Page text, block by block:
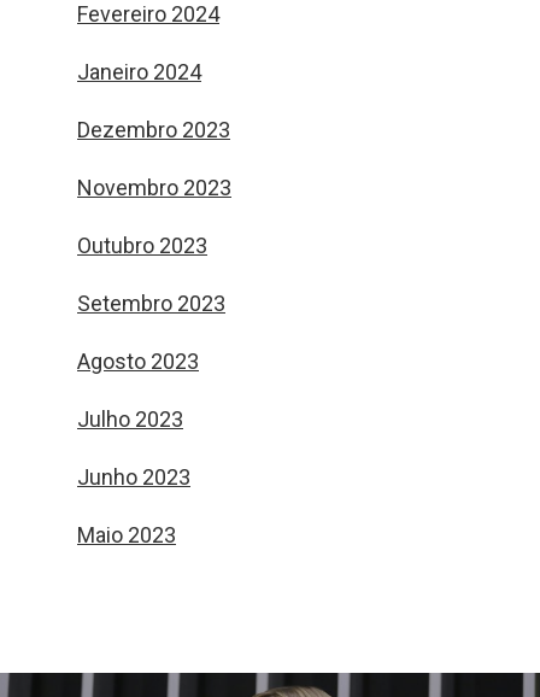
Fevereiro 2024
Janeiro 2024
Dezembro 2023
Novembro 2023
Outubro 2023
Setembro 2023
Agosto 2023
Julho 2023
Junho 2023
Maio 2023